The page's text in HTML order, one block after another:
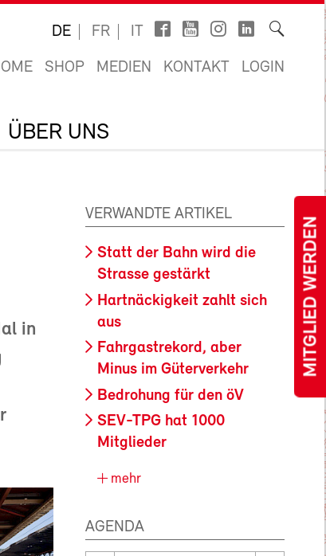
MITGLIED WERDEN
DE FR IT
SHOP MEDIEN KONTAKT LOGIN
ÜBER UNS
in
VERWANDTE ARTIKEL
Statt der Bahn wird die
Strasse gestärkt
Hartnäckigkeit zahlt sich
aus
Fahrgastrekord, aber
Minus im Güterverkehr
Bedrohung für den öV
SEV-TPG hat 1000
Mitglieder
mehr
AGENDA